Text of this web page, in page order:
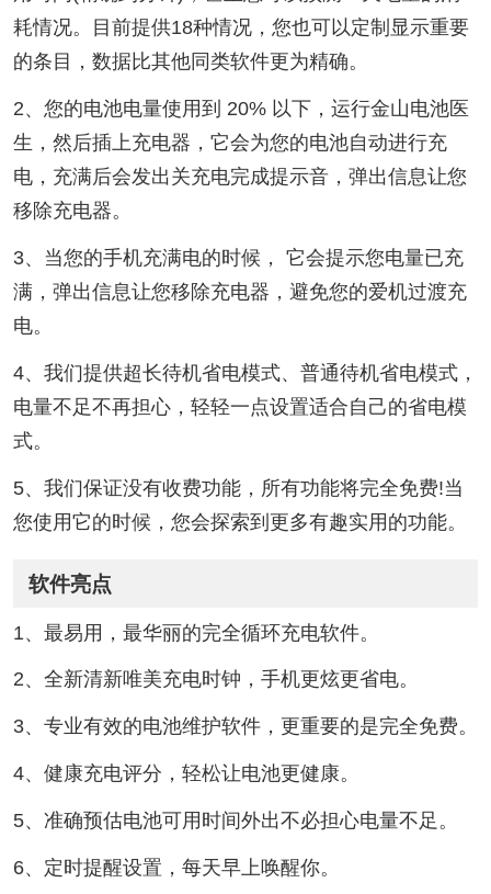
耗情况。目前提供18种情况，您也可以定制显示重要
的条目，数据比其他同类软件更为精确。
2、您的电池电量使用到 20% 以下，运行金山电池医
生，然后插上充电器，它会为您的电池自动进行充
电，充满后会发出关充电完成提示音，弹出信息让您
移除充电器。
3、当您的手机充满电的时候， 它会提示您电量已充
满，弹出信息让您移除充电器，避免您的爱机过渡充
电。
4、我们提供超长待机省电模式、普通待机省电模式，
电量不足不再担心，轻轻一点设置适合自己的省电模
式。
5、我们保证没有收费功能，所有功能将完全免费!当
您使用它的时候，您会探索到更多有趣实用的功能。
软件亮点
1、最易用，最华丽的完全循环充电软件。
2、全新清新唯美充电时钟，手机更炫更省电。
3、专业有效的电池维护软件，更重要的是完全免费。
4、健康充电评分，轻松让电池更健康。
5、准确预估电池可用时间外出不必担心电量不足。
6、定时提醒设置，每天早上唤醒你。